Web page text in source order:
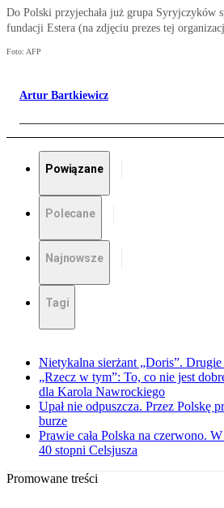
Do Polski przyjechała już grupa Syryjczyków
fundacji Estera (na zdjęciu prezes tej
Foto: AFP
Artur Bartkiewicz
Powiązane
Polecane
Najnowsze
Tagi
Nietykalna sierżant „Doris”.
„Rzecz w tym”: To, co nie jest
dla Karola Nawrockiego
Upał nie odpuszcza. Przez Polskę
burze
Prawie cała Polska na czerwono.
40 stopni Celsjusza
Promowane treści